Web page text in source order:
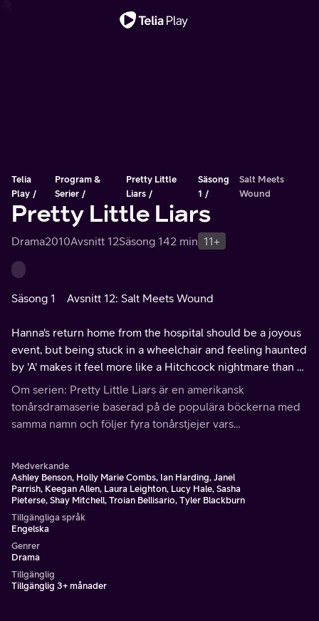
Telia
Play
Program &
Serier
Pretty Little
Liars
Säsong
1
Salt Meets
Wound
Pretty Little Liars
Drama2010Avsnitt 12Säsong 142 min 11+
Säsong 1 Avsnitt 12: Salt Meets Wound
Hanna's return home from the hospital should be a joyous
event, but being stuck in a wheelchair and feeling haunted
by 'A' makes it feel more like a Hitchcock nightmare than a
proper homecoming.
Om serien: Pretty Little Liars är en amerikansk
tonårsdramaserie baserad på de populära böckerna med
samma namn och följer fyra tonårstjejer vars
Medverkande
Ashley Benson, Holly Marie Combs, Ian Harding, Janel
Parrish, Keegan Allen, Laura Leighton, Lucy Hale, Sasha
Pieterse, Shay Mitchell, Troian Bellisario, Tyler Blackburn
Tillgängliga språk
Engelska
Genrer
Drama
Tillgänglig
Tillgänglig 3+ månader